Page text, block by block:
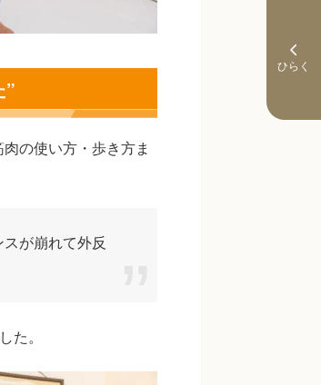
”
の使い方・歩き方ま
が崩れて外反
た。